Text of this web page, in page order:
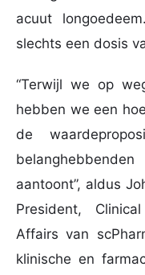
acuut
slechts een dosis
“Terwijl we op
hebben we een
de
aantoont”, aldus
President,
Affairs van
klinische en